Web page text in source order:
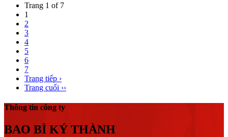
Trang 1 of 7
1
2
3
4
5
6
7
Trang tiếp ›
Trang cuối ››
Thông tin công ty
BAO BÌ KÝ THÀNH